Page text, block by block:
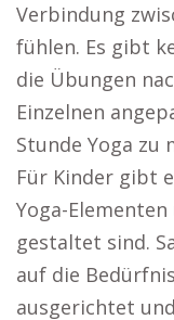
Verbindung
fühlen. Es gibt
die Übungen
Einzelnen
Stunde Yoga zu
Für Kinder gibt
Yoga-
gestaltet sind.
auf die
ausgerichtet